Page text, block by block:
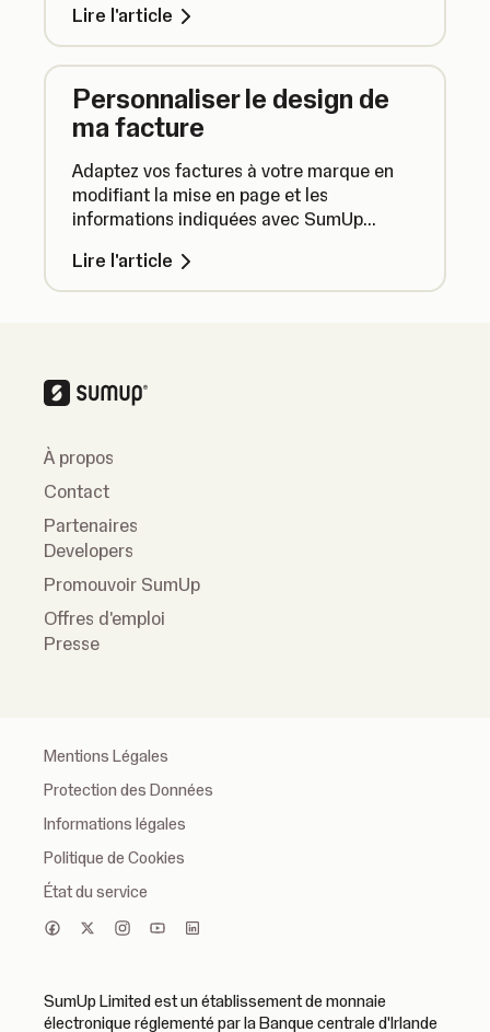
Lire l'article
Personnaliser le design de
ma facture
Adaptez vos factures à votre marque en
modifiant la mise en page et les
informations indiquées avec SumUp
Lire l'article
À propos
Contact
Partenaires
Developers
Promouvoir SumUp
Offres d'emploi
Presse
Mentions Légales
Protection des Données
Informations légales
Politique de Cookies
État du service
SumUp Limited est un établissement de monnaie
électronique réglementé par la Banque centrale d'Irlande